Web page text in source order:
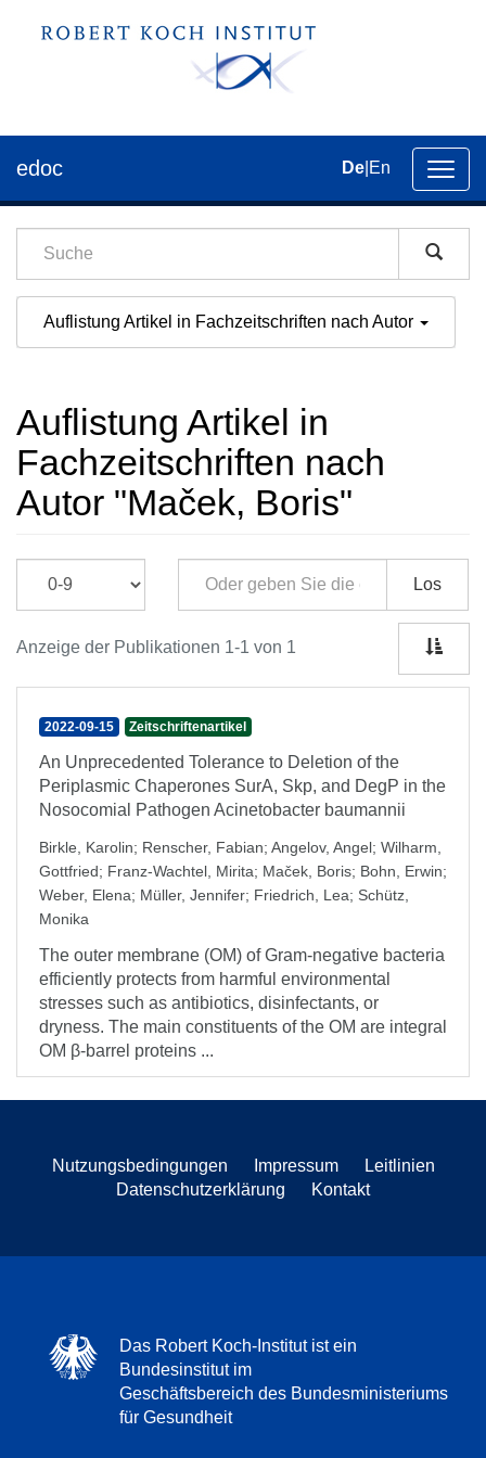
der
edoc De En
Auflistung Artikel in Fachzeitschriften nach Autor
Auflistung Artikel in
Fachzeitschriften nach
Autor "Maček, Boris"
Los
Anzeige der Publikationen 1-1 von 1
2022-09-15 Zeitschriftenartikel
An Unprecedented Tolerance to Deletion of the
Periplasmic Chaperones SurA, Skp, and DegP in the
Nosocomial Pathogen Acinetobacter baumannii
Birkle, Karolin; Renscher, Fabian; Angelov, Angel; Wilharm,
Gottfried; Franz-Wachtel, Mirita; Maček, Boris; Bohn, Erwin;
Weber, Elena; Müller, Jennifer; Friedrich, Lea; Schütz,
Monika
The outer membrane (OM) of Gram-negative bacteria
efficiently protects from harmful environmental
stresses such as antibiotics, disinfectants, or
dryness. The main constituents of the OM are integral
OM β-barrel proteins ...
Nutzungsbedingungen Impressum
Leitlinien
Datenschutzerklärung
Kontakt
Das Robert Koch-Institut ist ein
Bundesinstitut im
Geschäftsbereich des Bundesministeriums
für Gesundheit